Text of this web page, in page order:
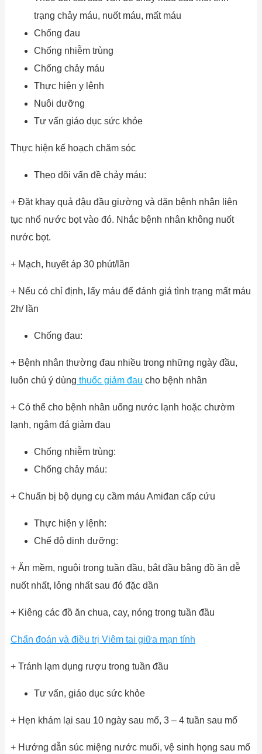
trạng chảy máu, nuốt máu, mất máu
Chống đau
Chống nhiễm trùng
Chống chảy máu
Thực hiện y lệnh
Nuôi dưỡng
Tư vấn giáo dục sức khỏe
Thực hiện kế hoạch chăm sóc
Theo dõi vấn đề chảy máu:
+ Đặt khay quả đậu đầu giường và dặn bệnh nhân liên
tục nhổ nước bọt vào đó. Nhắc bệnh nhân không nuốt
nước bọt.
+ Mạch, huyết áp 30 phút/lần
+ Nếu có chỉ định, lấy máu để đánh giá tình trạng mất máu
2h/ lần
Chống đau:
+ Bệnh nhân thường đau nhiều trong những ngày đầu,
luôn chú ý dùng thuốc giảm đau cho bệnh nhân
+ Có thể cho bệnh nhân uống nước lạnh hoặc chườm
lạnh, ngậm đá giảm đau
Chống nhiễm trùng:
Chống chảy máu:
+ Chuẩn bị bộ dụng cụ cầm máu Amiđan cấp cứu
Thực hiện y lệnh:
Chế độ dinh dưỡng:
+ Ăn mềm, nguội trong tuần đầu, bắt đầu bằng đồ ăn dễ
nuốt nhất, lỏng nhất sau đó đặc dần
+ Kiêng các đồ ăn chua, cay, nóng trong tuần đầu
Chẩn đoán và điều trị Viêm tai giữa mạn tính
+ Tránh lạm dụng rượu trong tuần đầu
Tư vấn, giáo dục sức khỏe
+ Hẹn khám lại sau 10 ngày sau mổ, 3 – 4 tuần sau mổ
+ Hướng dẫn súc miệng nước muối, vệ sinh họng sau mổ